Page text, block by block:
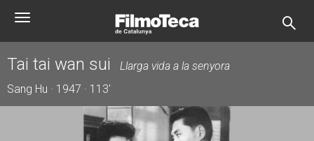
Toggle
Tai tai wan sui
Llarga vida a la senyora
Sang Hu · 1947 · 113'